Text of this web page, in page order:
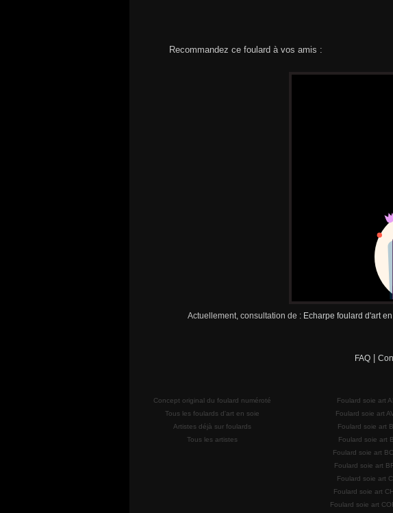
Recommandez ce foulard à vos amis :
Actuellement, consultation de : Echarpe foulard d'art
FAQ
Concept original du foulard numéroté
Tous les foulards d'art en soie
Artistes déjà sur foulards
Tous les artistes
Foulard soie art
Foulard soie art
Foulard soie art
Foulard soie art
Foulard soie art
Foulard soie art
Foulard soie art
Foulard soie art
Foulard soie art